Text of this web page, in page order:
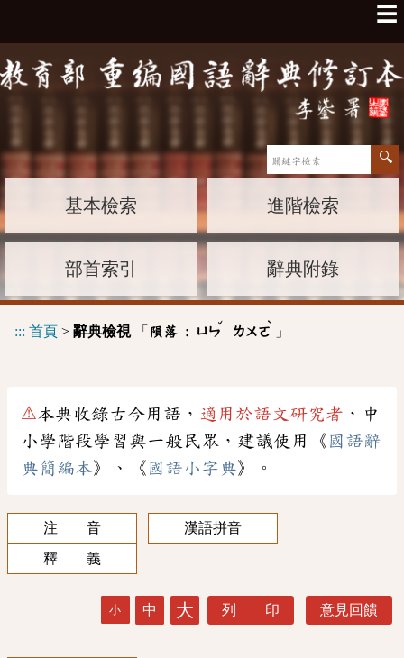
☰
基本檢索 進階檢索
部首索引 辭典附錄
::: 首頁 > 辭典檢視「 隕落 : ㄩㄣ
ˇ
ㄌㄨㄛ
ˋ
」
⚠本典收錄古今用語， 適用於語文研究者 ，中
小學階段學習與一般民眾，建議使用《 國語辭
典簡編本》、《 國語小字典》。
注 音
漢語拼音
釋 義
小 中 大 列 印 意見回饋